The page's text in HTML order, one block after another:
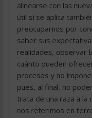
alinearse con las
útil si se aplica
preocuparnos por
saber sus
realidades, observar
cuánto pueden
procesos y no
pues, al final, no
trata de una raza a la
nos referimos en